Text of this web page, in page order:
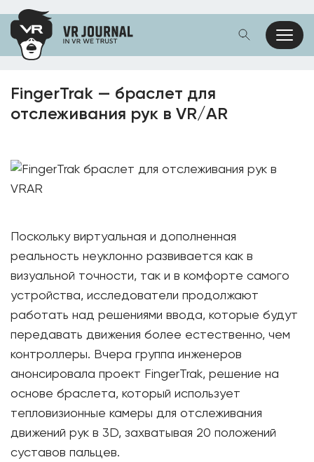
FingerTrak — браслет для
отслеживания рук в VR/AR
Поскольку виртуальная и дополненная
реальность неуклонно развивается как в
визуальной точности, так и в комфорте самого
устройства, исследователи продолжают
работать над решениями ввода, которые будут
передавать движения более естественно, чем
контроллеры. Вчера группа инженеров
анонсировала проект FingerTrak, решение на
основе браслета, который использует
тепловизионные камеры для отслеживания
движений рук в 3D, захватывая 20 положений
суставов пальцев.